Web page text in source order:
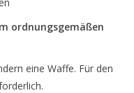
ordnungsgemäßen
eine Waffe. Für den